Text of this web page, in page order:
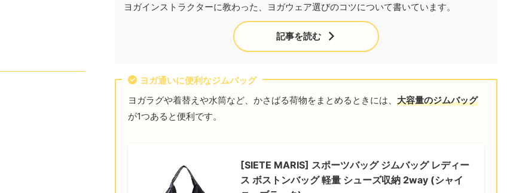
ヨガインストラクターに教わった、ヨガウェア選びのコツについて書いています。
記事を読む
ヨガ通いに便利なジムバッグ
ヨガラグや着替えや水筒など、かさばる荷物をまとめるときには、 大容量のジムバッグ
が1つあると便利です。
[SIETE MARIS] スポーツバッグ ジムバッグ レディー
ス ボストンバッグ 軽量 シューズ収納 2way (シャイ